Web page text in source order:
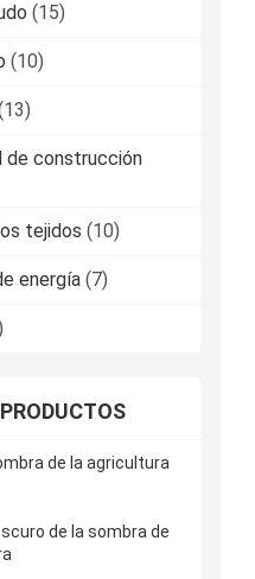
(15)
(10)
de construcción
tejidos (10)
energía (7)
de la agricultura
de la sombra de